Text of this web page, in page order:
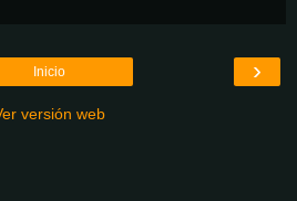
›
Inicio
versión web